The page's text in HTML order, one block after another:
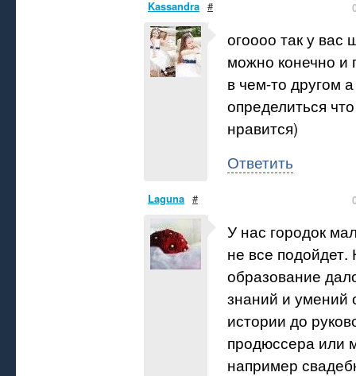
Kassandra #
огоооо так у вас
можно конечно и
в чем-то другом
определиться
нравится)
Ответить
Laguna #
У нас городок
не все
образование
знаний и умений
истории до
продюссера или
например